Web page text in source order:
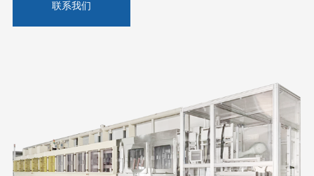
联系我们